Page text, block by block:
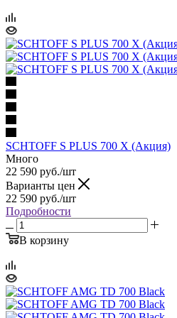
SCHTOFF S PLUS 700 X (Акция)
Много
22 590 руб./шт
Варианты цен
22 590 руб./шт
Подробности
В корзину